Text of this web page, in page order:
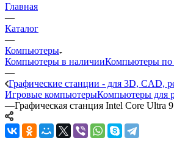
Главная
—
Каталог
—
Компьютеры
Компьютеры в наличииКомпьютеры по
—
Графические станции - для 3D, CAD,
Игровые компьютерыКомпьютеры для
—Графическая станция Intel Core